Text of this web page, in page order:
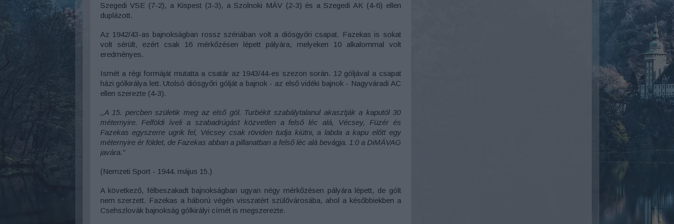
Szegedi VSE (7-2), a Kispest (3-3), a Szolnoki MÁV (2-3) és a Szegedi AK (4-6) ellen
duplázott.
Az 1942/43-as bajnokságban rossz szériában volt a diósgyőri csapat. Fazekas is sokat
volt sérült, ezért csak 16 mérkőzésen lépett pályára, melyeken 10 alkalommal volt
eredményes.
Ismét a régi formáját mutatta a csatár az 1943/44-es szezon során. 12 góljával a csapat
házi gólkirálya lett. Utolsó diósgyőri gólját a bajnok - az első vidéki bajnok - Nagyváradi AC
ellen szerezte (4-3).
,,A 15. percben születik meg az első gól. Turbékit szabálytalanul akasztják a kaputól 30
méternyire. Felföldi íveli a szabadrúgást közvetlen a felső léc alá, Vécsey, Füzér és
Fazekas egyszerre ugrik fel, Vécsey csak röviden tudja kiütni, a labda a kapu előtt egy
méternyire ér földet, de Fazekas abban a pillanatban a felső léc alá bevágja. 1:0 a DiMÁVAG
javára."
(Nemzeti Sport - 1944. május 15.)
A következő, félbeszakadt bajnokságban ugyan négy mérkőzésen pályára lépett, de gólt
nem szerzett. Fazekas a háború végén visszatért szülővárosába, ahol a későbbiekben a
Csehszlovák bajnokság gólkirályi címét is megszerezte.